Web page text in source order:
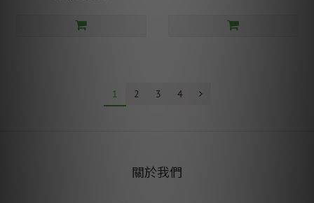
1 2 3 4
關於我們